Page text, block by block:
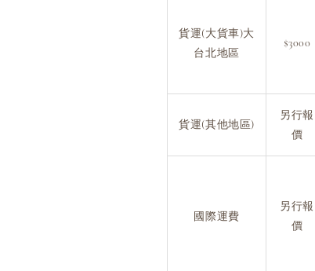
貨運(大貨車)大
台北地區
$3000
貨運(其他地區)
另行報
價
國際運費
另行報
價